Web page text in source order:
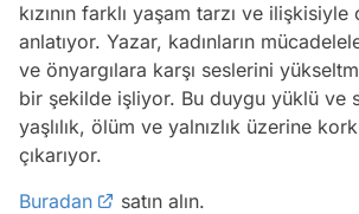
kızının farklı yaşam tarzı ve ilişkisiyle
anlatıyor. Yazar, kadınların
ve önyargılara karşı seslerini
bir şekilde işliyor. Bu duygu yüklü ve
yaşlılık, ölüm ve yalnızlık üzerine
çıkarıyor.
Buradan
satın alın.